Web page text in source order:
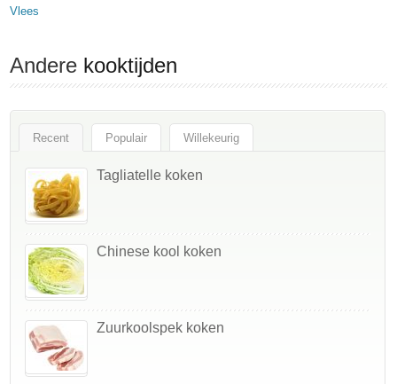
Vlees
Andere kooktijden
Recent Populair Willekeurig
Tagliatelle koken
Chinese kool koken
Zuurkoolspek koken